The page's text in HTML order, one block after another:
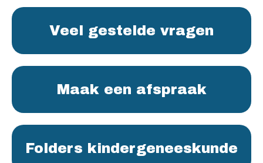
Veel gestelde vragen
Maak een afspraak
Folders kindergeneeskunde